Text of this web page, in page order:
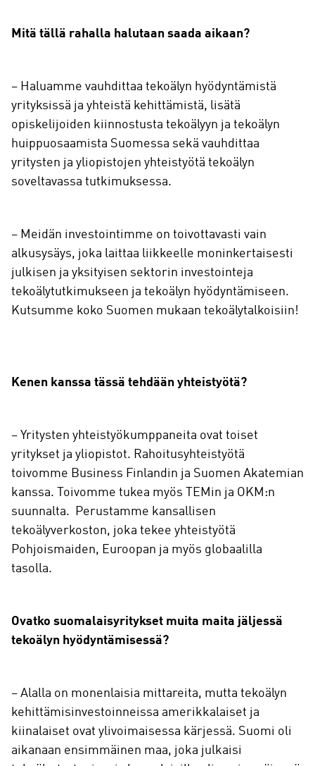
Mitä tällä rahalla halutaan saada aikaan?
– Haluamme vauhdittaa tekoälyn hyödyntämistä
yrityksissä ja yhteistä kehittämistä, lisätä
opiskelijoiden kiinnostusta tekoälyyn ja tekoälyn
huippuosaamista Suomessa sekä vauhdittaa
yritysten ja yliopistojen yhteistyötä tekoälyn
soveltavassa tutkimuksessa.
– Meidän investointimme on toivottavasti vain
alkusysäys, joka laittaa liikkeelle moninkertaisesti
julkisen ja yksityisen sektorin investointeja
tekoälytutkimukseen ja tekoälyn hyödyntämiseen.
Kutsumme koko Suomen mukaan tekoälytalkoisiin!
Kenen kanssa tässä tehdään yhteistyötä?
– Yritysten yhteistyökumppaneita ovat toiset
yritykset ja yliopistot. Rahoitusyhteistyötä
toivomme Business Finlandin ja Suomen Akatemian
kanssa. Toivomme tukea myös TEMin ja OKM:n
suunnalta. Perustamme kansallisen
tekoälyverkoston, joka tekee yhteistyötä
Pohjoismaiden, Euroopan ja myös globaalilla
tasolla.
Ovatko suomalaisyritykset muita maita jäljessä
tekoälyn hyödyntämisessä?
– Alalla on monenlaisia mittareita, mutta tekoälyn
kehittämisinvestoinneissa amerikkalaiset ja
kiinalaiset ovat ylivoimaisessa kärjessä. Suomi oli
aikanaan ensimmäinen maa, joka julkaisi